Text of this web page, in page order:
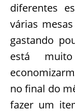
diferentes
várias
gastando
está
no final do
fazer um